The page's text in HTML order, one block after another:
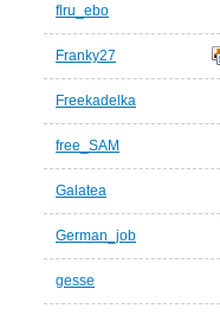
flru_ebo
Franky27
Freekadelka
free_SAM
Galatea
German_job
gesse